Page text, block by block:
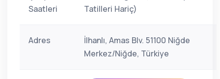
Saatleri
Tatilleri Hariç)
Adres
İlhanlı, Amas Blv. 51100 Niğde
Merkez/Niğde, Türkiye